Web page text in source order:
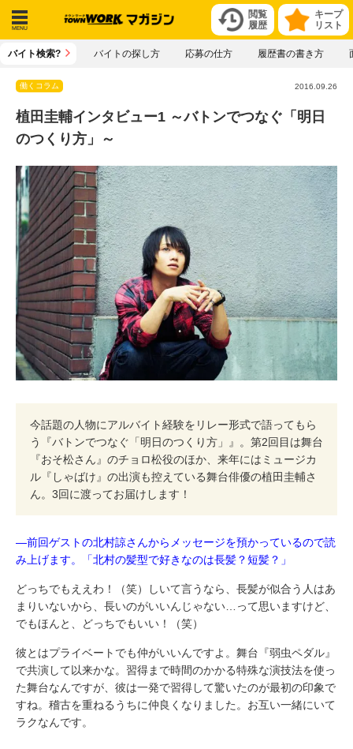
キープ
リスト
閲覧
履歴
メニ
バイト検索? バイトの探し方 応募の仕方 履歴書の書き方
働くコラム 2016.09.26
植田圭輔インタビュー1 ～バトンでつなぐ「明日
のつくり方」～
今話題の人物にアルバイト経験をリレー形式で語ってもら
う『バトンでつなぐ「明日のつくり方」』。第2回目は舞台
『おそ松さん』のチョロ松役のほか、来年にはミュージカ
ル『しゃばけ』の出演も控えている舞台俳優の植田圭輔さ
ん。3回に渡ってお届けします！
―前回ゲストの北村諒さんからメッセージを預かっているので読
み上げます。「北村の髪型で好きなのは長髪？短髪？」
どっちでもええわ！（笑）しいて言うなら、長髪が似合う人はあ
まりいないから、長いのがいいんじゃない…って思いますけど、
でもほんと、どっちでもいい！（笑）
彼とはプライベートでも仲がいいんですよ。舞台『弱虫ペダル』
で共演して以来かな。習得まで時間のかかる特殊な演技法を使っ
た舞台なんですが、彼は一発で習得して驚いたのが最初の印象で
すね。稽古を重ねるうちに仲良くなりました。お互い一緒にいて
ラクなんです。